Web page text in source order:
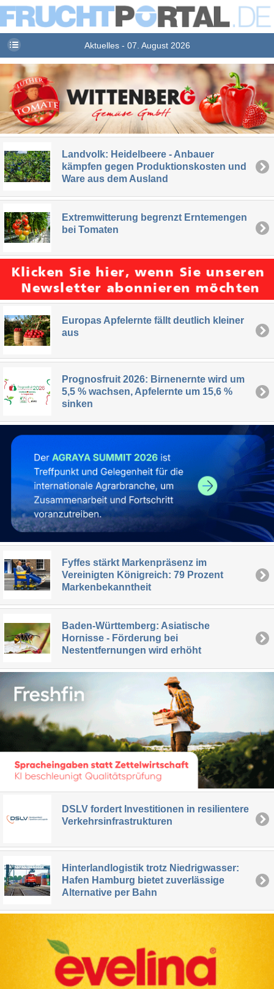
Aktuelles - 07. August 2026
Landvolk: Heidelbeere - Anbauer
kämpfen gegen Produktionskosten und
Ware aus dem Ausland
Extremwitterung begrenzt Erntemengen
bei Tomaten
Europas Apfelernte fällt deutlich kleiner
aus
Prognosfruit 2026: Birnenernte wird um
5,5 % wachsen, Apfelernte um 15,6 %
sinken
Fyffes stärkt Markenpräsenz im
Vereinigten Königreich: 79 Prozent
Markenbekanntheit
Baden-Württemberg: Asiatische
Hornisse - Förderung bei
Nestentfernungen wird erhöht
DSLV fordert Investitionen in resilientere
Verkehrsinfrastrukturen
Hinterlandlogistik trotz Niedrigwasser:
Hafen Hamburg bietet zuverlässige
Alternative per Bahn